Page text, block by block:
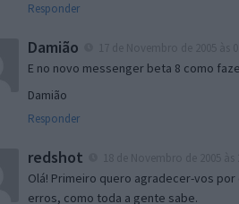
Responder
Damião
E no novo messenger beta 8 como
Damião
Responder
redshot
Olá! Primeiro quero agradecer-vos
erros, como toda a gente sabe.